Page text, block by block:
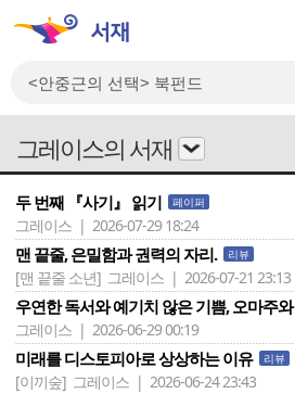
그레이스의 서재
두 번째 『사기』 읽기 페이퍼
그레이스 | 2026-07-29 18:24
맨 끝줄, 은밀함과 권력의 자리. 리뷰
[맨 끝줄 소년] 그레이스 | 2026-07-21 23:13
우연한 독서와 예기치 않은 기쁨, 오마주
그레이스 | 2026-06-29 00:19
미래를 디스토피아로 상상하는 이유 리뷰
[이끼숲] 그레이스 | 2026-06-24 23:43